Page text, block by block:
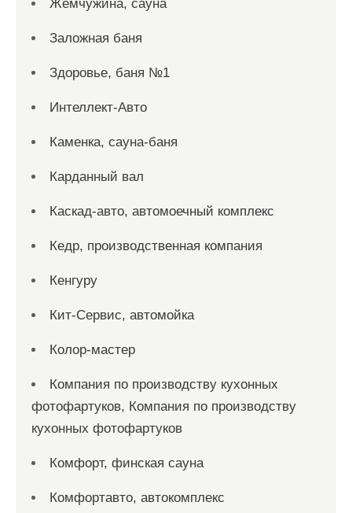
Жемчужина, сауна
Заложная баня
Здоровье, баня №1
Интеллект-Авто
Каменка, сауна-баня
Карданный вал
Каскад-авто, автомоечный комплекс
Кедр, производственная компания
Кенгуру
Кит-Сервис, автомойка
Колор-мастер
Компания по производству кухонных
фотофартуков, Компания по производству
кухонных фотофартуков
Комфорт, финская сауна
Комфортавто, автокомплекс